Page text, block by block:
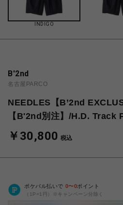
INDIGO
B'2nd
名古屋PARCO
NEEDLES【B’2nd
【B'2nd別注】/H.D. Track
￥30,800 税込
ポケパル払いで 0〜0ポイント
（1P=1円）※キャンペーン分除く